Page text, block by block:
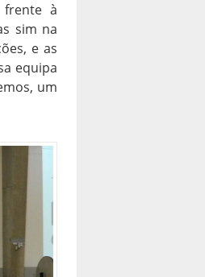
à
sim na
e as
equipa
um